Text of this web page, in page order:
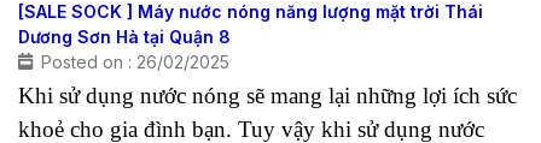
[SALE SOCK ] Máy nước nóng năng lượng mặt trời Thái
Dương Sơn Hà tại Quận 8
Posted on : 26/02/2025
Khi sử dụng nước nóng sẽ mang lại những lợi ích sức
khoẻ cho gia đình bạn. Tuy vậy khi sử dụng nước